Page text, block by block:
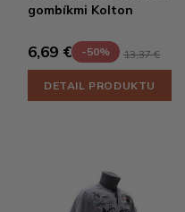
gombíkmi Kolton
6,69 € -50% 13,37 €
DETAIL PRODUKTU